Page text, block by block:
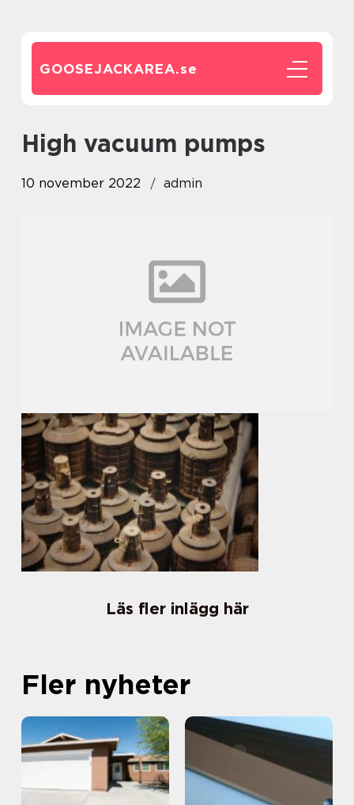
GOOSEJACKAREA.se
High vacuum pumps
10 november 2022 admin
Läs fler inlägg här
Fler nyheter